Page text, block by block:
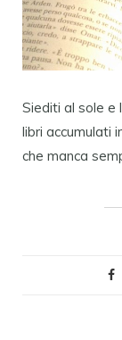
Siediti al sole e
libri accumulati
che manca